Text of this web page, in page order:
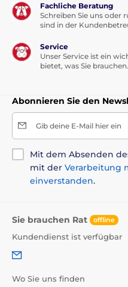
Fachliche Beratung
Schreiben Sie uns oder
sind in der
Service
Unser Service ist ein
bietet, was Sie brauchen.
Abonnieren Sie den
Gib deine E-Mail hier ein
Mit dem Absenden
mit der Verarbeitung
einverstanden.
Sie brauchen Rat offline
Kundendienst ist verfügbar
Wo Sie uns finden